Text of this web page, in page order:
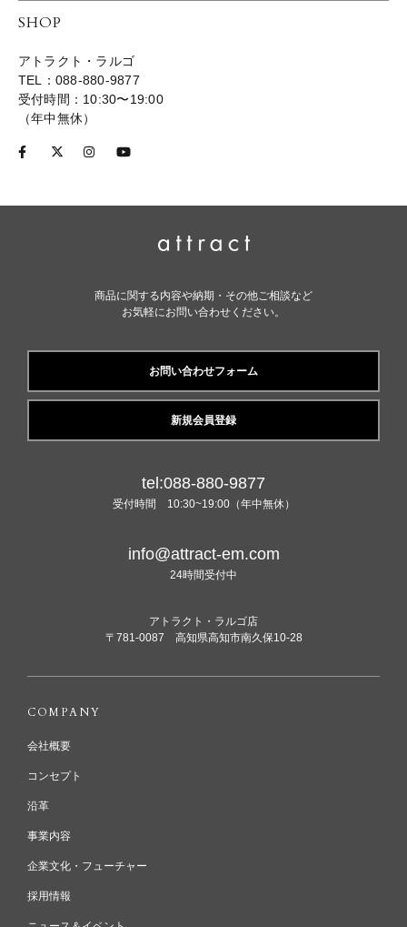
SHOP
アトラクト・ラルゴ
TEL：088-880-9877
受付時間：10:30〜19:00
（年中無休）
商品に関する内容や納期・その他ご相談など
お気軽にお問い合わせください。
お問い合わせフォーム
新規会員登録
tel:088-880-9877
受付時間 10:30~19:00（年中無休）
info@attract-em.com
24時間受付中
アトラクト・ラルゴ店
〒781-0087 高知県高知市南久保10-28
COMPANY
会社概要
コンセプト
沿革
事業内容
企業文化・フューチャー
採用情報